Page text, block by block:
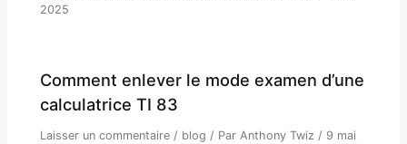
2025
Comment enlever le mode examen d’une
calculatrice TI 83
Laisser un commentaire / blog / ParAnthony Twiz/ 9 mai